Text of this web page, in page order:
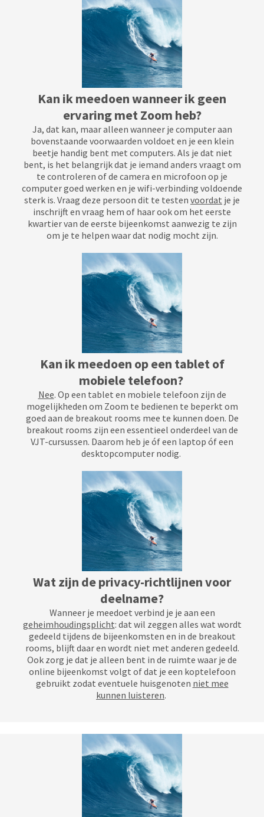
Kan ik meedoen wanneer ik geen
ervaring met Zoom heb?
Ja, dat kan, maar alleen wanneer je computer aan
bovenstaande voorwaarden voldoet en je een klein
beetje handig bent met computers. Als je dat niet
bent, is het belangrijk dat je iemand anders vraagt om
te controleren of de camera en microfoon op je
computer goed werken en je wifi-verbinding voldoende
sterk is. Vraag deze persoon dit te testen voordat je je
inschrijft en vraag hem of haar ook om het eerste
kwartier van de eerste bijeenkomst aanwezig te zijn
om je te helpen waar dat nodig mocht zijn.
Kan ik meedoen op een tablet of
mobiele telefoon?
Nee. Op een tablet en mobiele telefoon zijn de
mogelijkheden om Zoom te bedienen te beperkt om
goed aan de breakout rooms mee te kunnen doen. De
breakout rooms zijn een essentieel onderdeel van de
VJT-cursussen. Daarom heb je óf een laptop óf een
desktopcomputer nodig.
Wat zijn de privacy-richtlijnen voor
deelname?
Wanneer je meedoet verbind je je aan een
geheimhoudingsplicht: dat wil zeggen alles wat wordt
gedeeld tijdens de bijeenkomsten en in de breakout
rooms, blijft daar en wordt niet met anderen gedeeld.
Ook zorg je dat je alleen bent in de ruimte waar je de
online bijeenkomst volgt of dat je een koptelefoon
gebruikt zodat eventuele huisgenoten niet mee
kunnen luisteren.